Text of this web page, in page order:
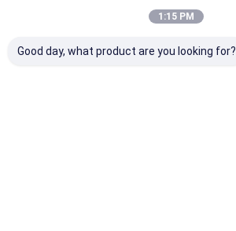
कन्वेयर सॉर्टिंग सिस्टम
1:15 PM
Good day, what product are you looking for?